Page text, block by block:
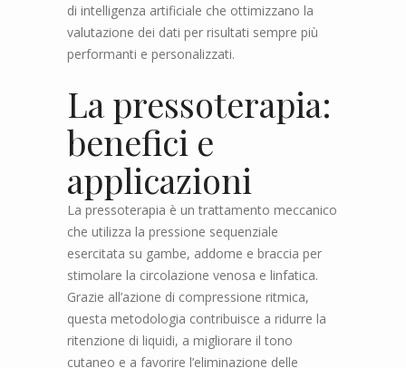
di intelligenza artificiale che ottimizzano la
valutazione dei dati per risultati sempre più
performanti e personalizzati.
La pressoterapia:
benefici e
applicazioni
La pressoterapia è un trattamento meccanico
che utilizza la pressione sequenziale
esercitata su gambe, addome e braccia per
stimolare la circolazione venosa e linfatica.
Grazie all’azione di compressione ritmica,
questa metodologia contribuisce a ridurre la
ritenzione di liquidi, a migliorare il tono
cutaneo e a favorire l’eliminazione delle